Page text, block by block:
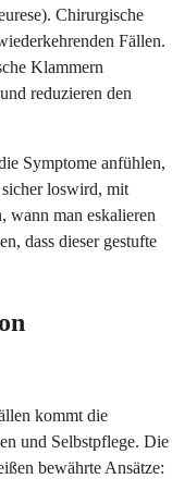
Chirurgische
Fällen.
Klammern
reduzieren den
Symptome anfühlen,
loswird, mit
wann man eskalieren
dass dieser gestufte
kommt die
und Selbstpflege. Die
bewährte Ansätze: